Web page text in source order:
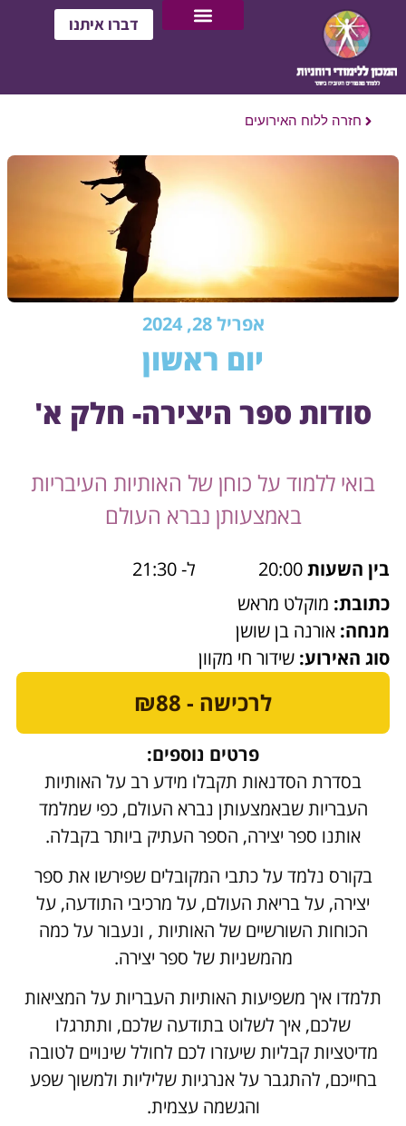
דברו איתנו
חזרה ללוח האירועים
אפריל 28, 2024
יום ראשון
סודות ספר היצירה- חלק א'
בואי ללמוד על כוחן של האותיות העיבריות
באמצעותן נברא העולם
פרטים נוספים:
בסדרת הסדנאות תקבלו מידע רב על האותיות
העבריות שבאמצעותן נברא העולם, כפי שמלמד
אותנו ספר יצירה, הספר העתיק ביותר בקבלה.
בקורס נלמד על כתבי המקובלים שפירשו את ספר
יצירה, על בריאת העולם, על מרכיבי התודעה, על
הכוחות השורשיים של האותיות , ונעבור על כמה
מהמשניות של ספר יצירה.
תלמדו איך משפיעות האותיות העבריות על המציאות
שלכם, איך לשלוט בתודעה שלכם, ותתרגלו
מדיטציות קבליות שיעזרו לכם לחולל שינויים לטובה
בחייכם, להתגבר על אנרגיות שליליות ולמשוך שפע
והגשמה עצמית.
בין השעות
ל- 21:30
כתובת: מוקלט מראש
מנחה: אורנה בן שושן
סוג האירוע: שידור חי מקוון
לרכישה - ₪88